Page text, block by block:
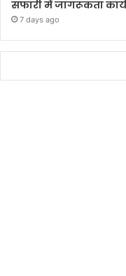
सफारी में जागरूकता
7 days ago